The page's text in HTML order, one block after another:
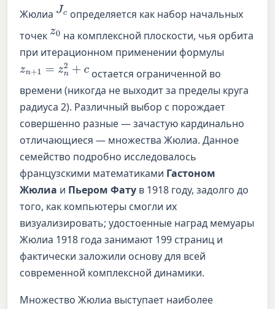
Жюлиа Jc определяется как набор начальных
точекz0 на комплексной плоскости, чья орбита
при итерационном применении формулы
zn+1 =zn2+ c
остается ограниченной во
времени (никогда не выходит за пределы круга
радиуса 2). Различный выбор c порождает
совершенно разные — зачастую кардинально
отличающиеся — множества Жюлиа. Данное
семейство подробно исследовалось
французскими математиками Гастоном
Жюлиа и Пьером Фату в 1918 году, задолго до
того, как компьютеры смогли их
визуализировать; удостоенные наград мемуары
Жюлиа 1918 года занимают 199 страниц и
фактически заложили основу для всей
современной комплексной динамики.
Множество Жюлиа выступает наиболее